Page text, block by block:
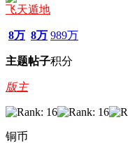
飞天遁地
8万
主题
8万
帖子
989万
积分
版主
铜币